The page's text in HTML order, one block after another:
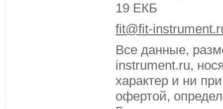
19 ЕКБ
fit@fit-
Все данные,
instrument.ru,
характер и ни
офертой,